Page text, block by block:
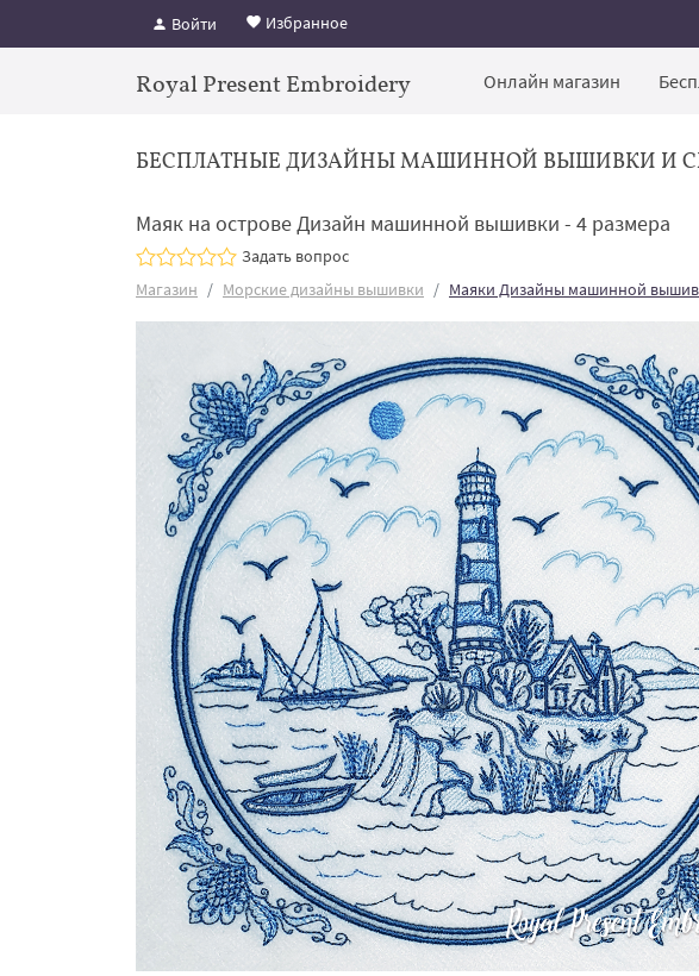
Войти Избранное
Royal Present Embroidery Онлайн магазин
БЕСПЛАТНЫЕ ДИЗАЙНЫ МАШИННОЙ ВЫШИВКИ
Маяк на острове Дизайн машинной вышивки - 4 размера
Задать вопрос
Магазин
Морские дизайны вышивки Маяки Дизайны машинной